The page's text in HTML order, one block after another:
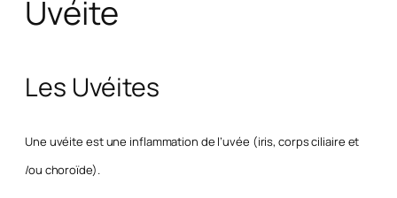
Uvéite
Les Uvéites
Une uvéite est une inflammation de l’uvée (iris, corps ciliaire et
/ou choroïde).